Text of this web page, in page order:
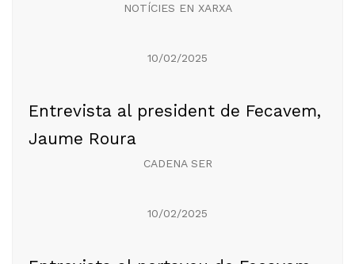
NOTÍCIES EN XARXA
10/02/2025
Entrevista al president de Fecavem,
Jaume Roura
CADENA SER
10/02/2025